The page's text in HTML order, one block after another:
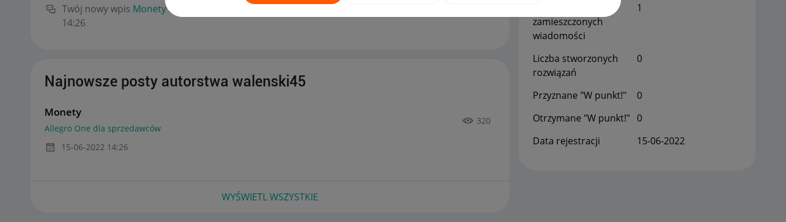
Twój nowy wpis Monetyna forum
14:26
Najnowsze posty autorstwa walenski45
Monety
Allegro One dla sprzedawców
320
‎15-06-2022 14:26
WYŚWIETL WSZYSTKIE
zamieszczonych
wiadomości
1
Liczba stworzonych
rozwiązań
0
Przyznane "W punkt!"
0
Otrzymane "W punkt!" 0
Data rejestracji
‎15-06-2022